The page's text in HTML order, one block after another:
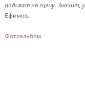
поднялся на сцену. Значит,
Ефимов.
Фотоальбом